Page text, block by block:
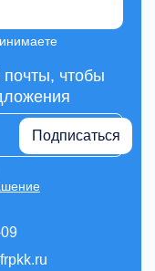
почты, чтобы
Подписаться